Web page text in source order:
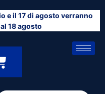
e il 17 di agosto verranno
18 agosto